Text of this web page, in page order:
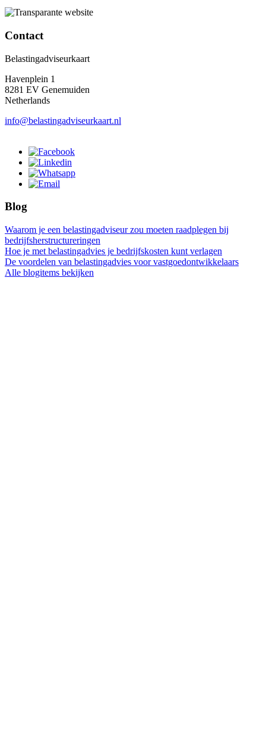
Contact
Belastingadviseurkaart
Havenplein 1
8281 EV Genemuiden
Netherlands
info@belastingadviseurkaart.nl
Blog
Waarom je een belastingadviseur zou moeten raadplegen bij
bedrijfsherstructureringen
Hoe je met belastingadvies je bedrijfskosten kunt verlagen
De voordelen van belastingadvies voor vastgoedontwikkelaars
Alle blogitems bekijken